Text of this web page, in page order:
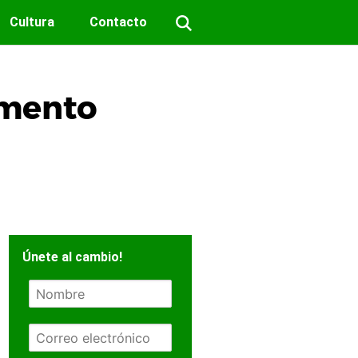
Cultura Contacto
Únete al cambio!
N
m
r
E
m